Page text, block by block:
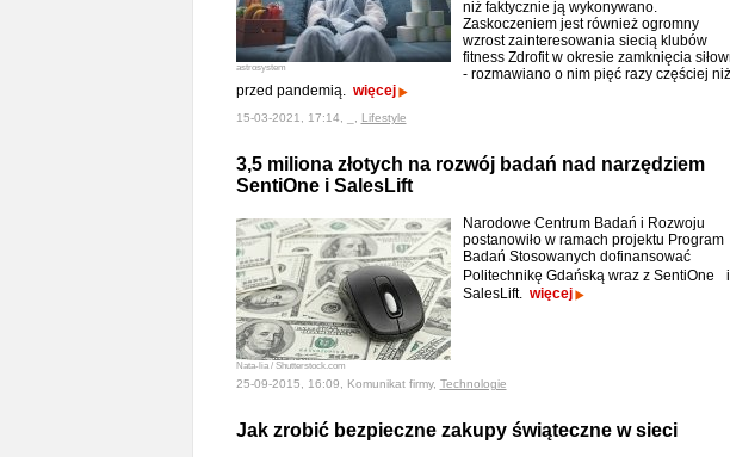
astrosystem
niż faktycznie ją wykonywano.
Zaskoczeniem jest również ogromny
wzrost zainteresowania siecią klubów
fitness Zdrofit w okresie zamknięcia
- rozmawiano o nim pięć razy częściej niż
przed pandemią. więcej
15-03-2021, 17:14, _, Lifestyle
3,5 miliona złotych na rozwój badań nad narzędziem
SentiOne i SalesLift
Nata-lia / Shutterstock.com
Narodowe Centrum Badań i Rozwoju
postanowiło w ramach projektu Program
Badań Stosowanych dofinansować
Politechnikę Gdańską wraz z SentiOne i
SalesLift. więcej
25-09-2015, 16:09, Komunikat firmy, Technologie
Jak zrobić bezpieczne zakupy świąteczne w sieci